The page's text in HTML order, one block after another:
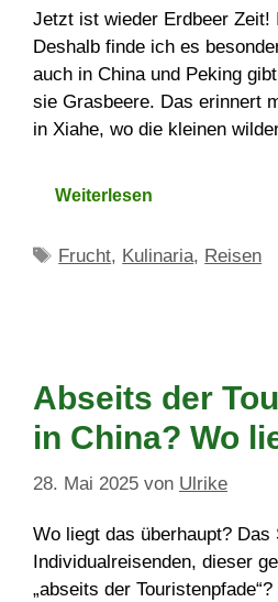
Jetzt ist wieder Erdbeer Zeit!
Deshalb finde ich es
auch in China und Peking
sie Grasbeere. Das erinnert
in Xiahe, wo die kleinen
Weiterlesen
Schlagwörter
Frucht, Kulinaria, Reisen
Abseits der
in China? Wo
28. Mai 2025 von Ulrike
Wo liegt das überhaupt? Das
Individualreisenden, dieser
„abseits der